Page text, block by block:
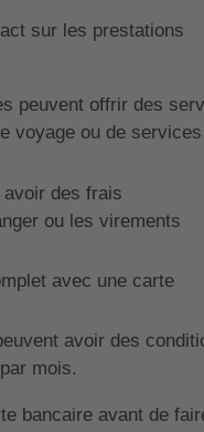
sur les prestations
peuvent offrir des
voyage ou de
des frais
ou les virements
avec une carte
avoir des
mois.
bancaire avant de